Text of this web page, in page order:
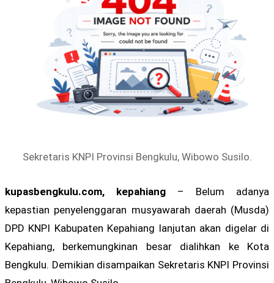
Sekretaris KNPI Provinsi Bengkulu, Wibowo Susilo.
kupasbengkulu.com, kepahiang – Belum adanya
kepastian penyelenggaran musyawarah daerah (Musda)
DPD KNPI Kabupaten Kepahiang lanjutan akan digelar di
Kepahiang, berkemungkinan besar dialihkan ke Kota
Bengkulu. Demikian disampaikan Sekretaris KNPI Provinsi